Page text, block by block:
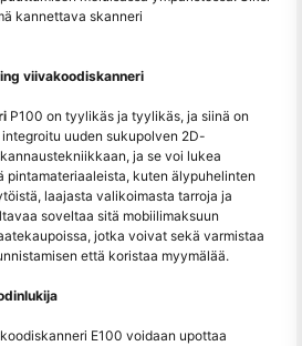
kannettava skanneri
viivakoodiskanneri
P100 on tyylikäs ja tyylikäs, ja siinä on
uuden sukupolven 2D-
ja se voi lukea
kuten älypuhelinten
laajasta valikoimasta tarroja ja
soveltaa sitä mobiilimaksuun
jotka voivat sekä varmistaa
että koristaa myymälää.
E100 voidaan upottaa